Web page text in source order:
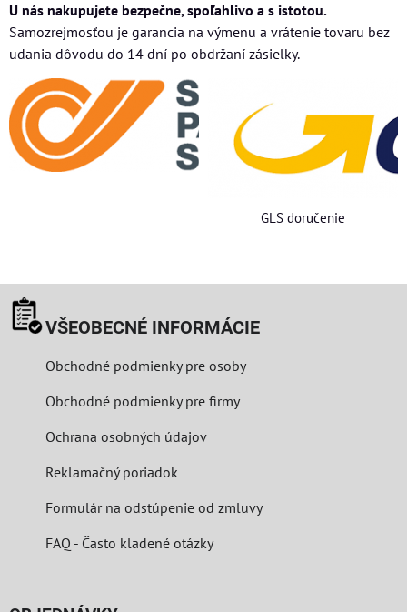
U nás nakupujete bezpečne, spoľahlivo a s istotou.
Samozrejmosťou je garancia na výmenu a vrátenie tovaru bez
udania dôvodu do 14 dní po obdržaní zásielky.
GLS doručenie
VŠEOBECNÉ INFORMÁCIE
Obchodné podmienky pre osoby
Obchodné podmienky pre firmy
Ochrana osobných údajov
Reklamačný poriadok
Formulár na odstúpenie od zmluvy
FAQ - Často kladené otázky